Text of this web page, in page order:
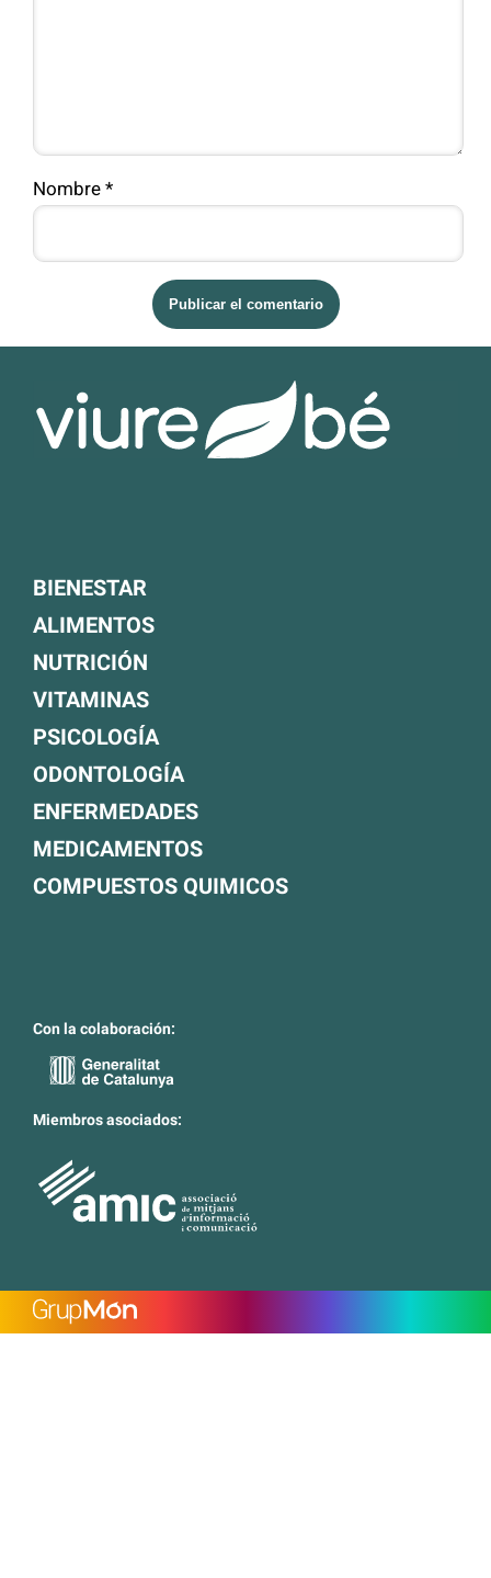
Nombre *
BIENESTAR
ALIMENTOS
NUTRICIÓN
VITAMINAS
PSICOLOGÍA
ODONTOLOGÍA
ENFERMEDADES
MEDICAMENTOS
COMPUESTOS QUIMICOS
Con la colaboración:
Miembros asociados: